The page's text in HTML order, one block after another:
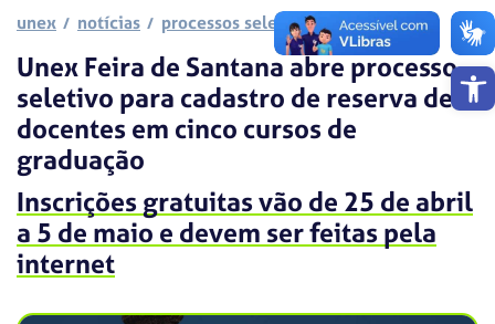
Barra
unex notícias processos seletivos
Unex Feira de Santana abre processo
seletivo para cadastro de reserva de
docentes em cinco cursos de
graduação
Inscrições gratuitas vão de 25 de abril
a 5 de maio e devem ser feitas pela
internet